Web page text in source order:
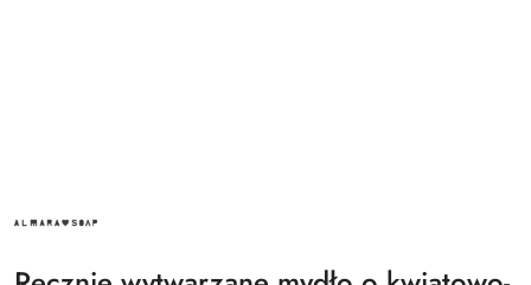
ALMARA
SOAP